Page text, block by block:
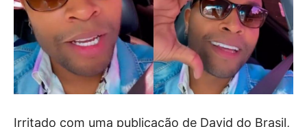
Irritado com uma publicação de David do Brasil,